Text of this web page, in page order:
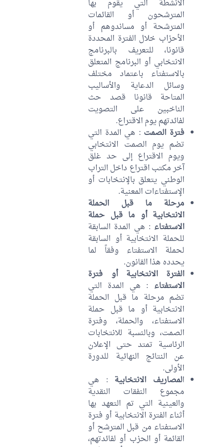
الأنشطة التي يقوم بها
المترشحون أو القائمات
المترشحة أو مساندوهم أو
الأحزاب خلال الفترة المحددة
قانونا، للتعريف بالبرنامج
الانتخابي أو البرنامج المتعلق
بالاستفتاء باعتماد مختلف
وسائل الدعاية والأساليب
المتاحة قانونا قصد حث
الناخبين على التصويت
لفائدتهم يوم الاقتراع.
فترة الصمت : هي المدة التي
تضم يوم الصمت الانتخابي
ويوم الاقتراع إلى حد غلق
آخر مكتب اقتراع داخل التراب
الوطني يتعلق بالإنتخابات أو
الإستفتاءات المعنية.
مرحلة ما قبل الحملة
الانتخابية أو ما قبل حملة
الاستفتاء : هي المدة السابقة
للحملة الانتخابية أو السابقة
لحملة الاستفتاء وفقاً لما
يحدده هذا القانون.
الفترة الانتخابية أو فترة
الاستفتاء : هي المدة التي
تضم مرحلة ما قبل الحملة
الانتخابية أو ما قبل حملة
الاستفتاء، والحملة، وفترة
الصمت، وبالنسبة للانتخابات
الرئاسية تمتد حتى الإعلان
عن النتائج النهائية للدورة
الأولى.
المصاريف الانتخابية : هي
مجموع النفقات النقدية
والعينية التي تم التعهد بها
أثناء الفترة الانتخابية أو فترة
الاستفتاء من قبل المترشح أو
القائمة أو الحزب أو لفائدتهم،